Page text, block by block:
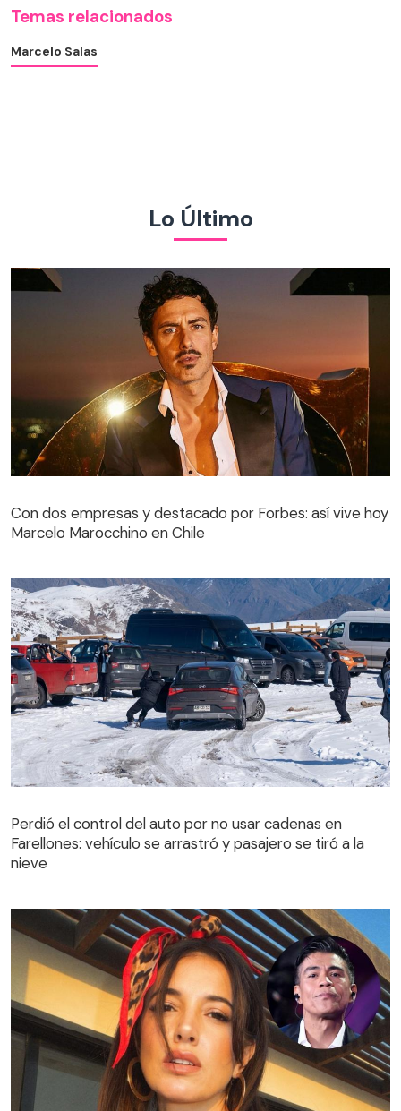
Temas relacionados
Marcelo Salas
Lo Último
Con dos empresas y destacado por Forbes: así vive hoy
Marcelo Marocchino en Chile
Farellones: vehículo se arrastró y pasajero se tiró a la
nieve
Perdió el control del auto por no usar cadenas en
Farellones: vehículo se arrastró y pasajero se tiró a la
nieve